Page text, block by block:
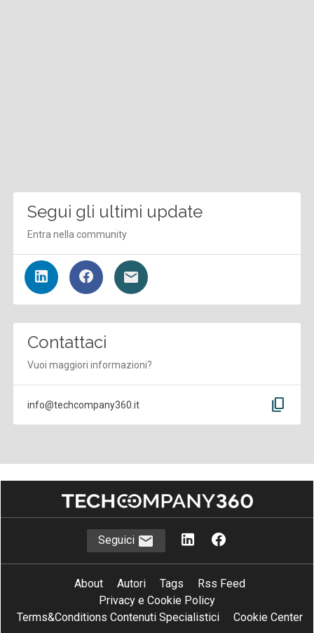
Segui gli ultimi update
Entra nella community
Contattaci
Vuoi maggiori informazioni?
info@techcompany360.it content_copy
Seguici
About Autori Tags
Rss Feed
Privacy e Cookie Policy
Terms&Conditions Contenuti Specialistici
Cookie Center